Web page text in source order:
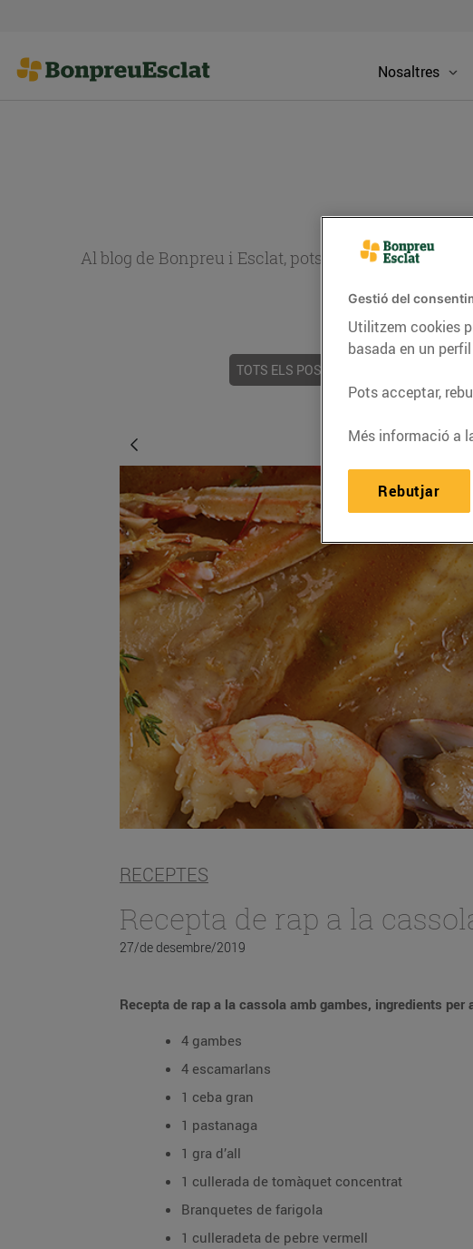
Nosaltres
Al blog de Bonpreu i Esclat, pots trobar receptes,
TOTS ELS POSTS
RECEPTES
Recepta de rap a la
27/de desembre/2019
Recepta de rap a la cassola amb gambes, ingredients per
4 gambes
4 escamarlans
1 ceba gran
1 pastanaga
1 gra d’all
1 cullerada de tomàquet concentrat
Branquetes de farigola
1 culleradeta de pebre vermell
Gestió del
Utilitzem cookies
basada en un
Pots acceptar,
Més informació a
Rebutjar